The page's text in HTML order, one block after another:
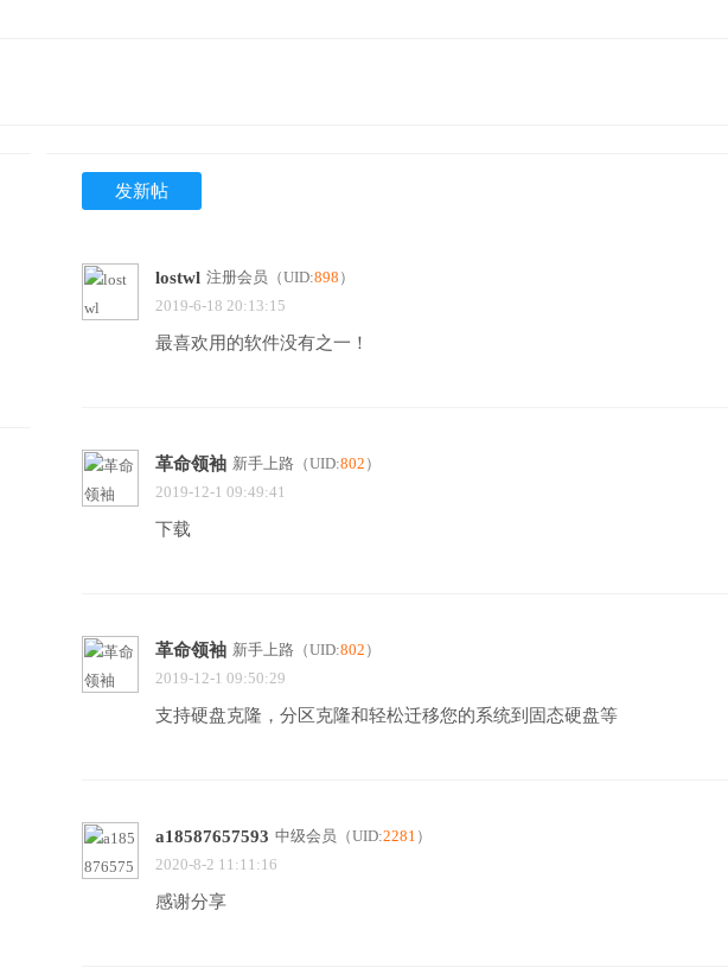
发新帖
lostwl 注册会员 （UID:898 ）
2019-6-18 20:13:15
最喜欢用的软件没有之一！
革命领袖 新手上路 （UID:802 ）
2019-12-1 09:49:41
下载
革命领袖 新手上路 （UID:802 ）
2019-12-1 09:50:29
支持硬盘克隆，分区克隆和轻松迁移您的系统到固态硬盘等
a18587657593 中级会员 （UID:2281 ）
2020-8-2 11:11:16
感谢分享